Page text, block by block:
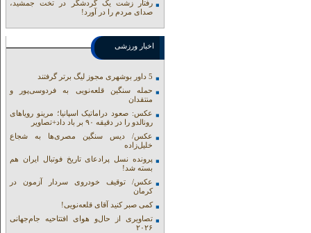
رفتار زشت یک گردشگر در تخت جمشید،
صدای مردم را در آورد!
اخبار ورزشی
5 داور بوشهری مجوز لیگ برتر گرفتند
حمله سنگین قلعه‌نویی به فردوسی‌پور و
منتقدان
عکس: صعود دراماتیک اسپانیا؛ مرینو رویاهای
رونالدو را در دقیقه ۹۰ بر باد داد+تصاویر
عکس/ دیس سنگین مصری‌ها به شجاع
خلیل‌زاده
پرونده نسل پرادعای تاریخ فوتبال ایران هم
بسته شد!
عکس/ توقیف خودروی سردار آزمون در
کرمان
کمی صبر کنید آقای قلعه‌نویی!
تصاویری از حال‌و هوای افتتاحیه جام‌جهانی
۲۰۲۶